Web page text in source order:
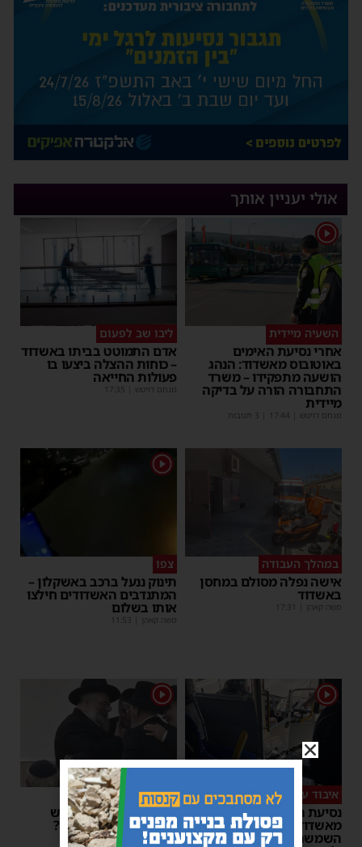
אולי יעניין אותך
1
השעיה מיידית
אחרי נסיעת האימים
באוטובוס מאשדוד: הנהג
הושעה מתפקידו – משרד
התחבורה הורה על בדיקה
מיידית
מנחם דויטש 17:44
ליבו שב לפעום
אדם התמוטט בביתו באשדוד
– כוחות ההצלה ביצעו בו
פעולות החייאה
מנחם דויטש 17:35
במהלך העבודה
אישה נפלה מסולם במחסן
באשדוד
משה קאהן 17:31
1
צפו
תינוק ננעל ברכב באשקלון –
המתנדבים האשדודים חילצו
אותו בשלום
משה קאהן 11:53
1
איבוד עשתונות
נסיעת האימים באוטובוס
מאשדוד: הנהג ניפץ את
השמשה לעיני הנוסעים –
1
צפו
על מה שוחחו מ"מ ראש
העיר והחיד"א אברג׳ל?
יוסי יחזקאלי 23:37